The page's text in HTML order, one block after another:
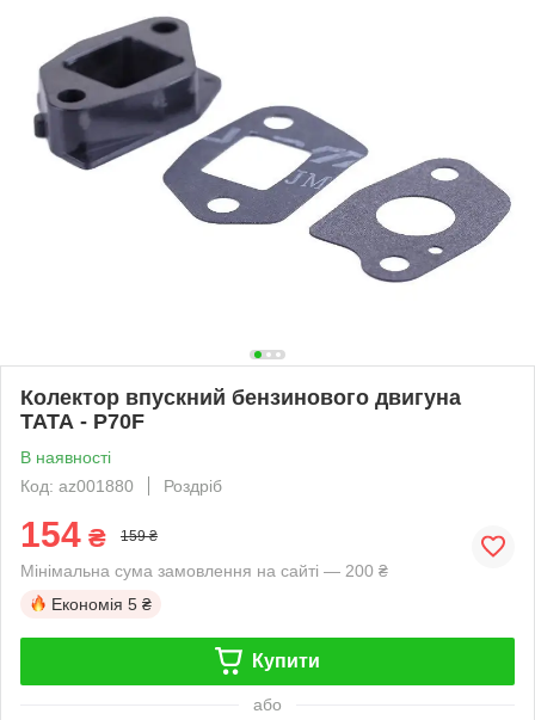
Колектор впускний бензинового двигуна
ТАТА - P70F
В наявності
Код: az001880
Роздріб
154 ₴ 159 ₴
Мінімальна сума замовлення на сайті — 200 ₴
Економія 5 ₴
Купити
або